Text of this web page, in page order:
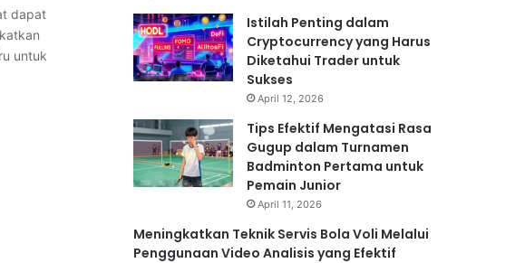
dapat
untuk
Istilah Penting dalam
Cryptocurrency yang Harus
Diketahui Trader untuk
Sukses
April 12, 2026
Tips Efektif Mengatasi Rasa
Gugup dalam Turnamen
Badminton Pertama untuk
Pemain Junior
April 11, 2026
Meningkatkan Teknik Servis Bola Voli Melalui
Penggunaan Video Analisis yang Efektif